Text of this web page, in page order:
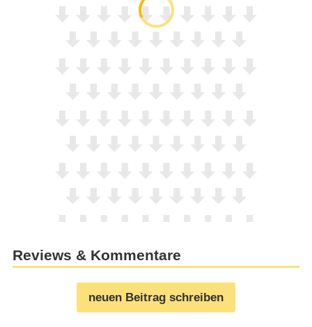
Reviews & Kommentare
neuen Beitrag schreiben